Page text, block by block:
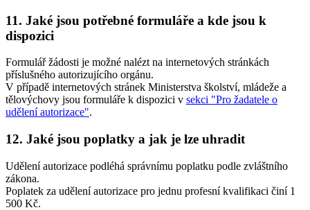
11. Jaké jsou potřebné formuláře a kde jsou k
dispozici
Formulář žádosti je možné nalézt na internetových stránkách
příslušného autorizujícího orgánu.
V případě internetových stránek Ministerstva školství, mládeže a
tělovýchovy jsou formuláře k dispozici v sekci "Pro žadatele o
udělení autorizace".
12. Jaké jsou poplatky a jak je lze uhradit
Udělení autorizace podléhá správnímu poplatku podle zvláštního
zákona.
Poplatek za udělení autorizace pro jednu profesní kvalifikaci činí 1
500 Kč.